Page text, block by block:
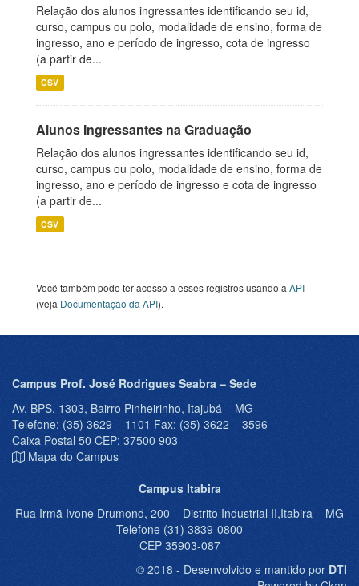
Relação dos alunos ingressantes identificando seu id,
curso, campus ou polo, modalidade de ensino, forma de
ingresso, ano e período de ingresso, cota de ingresso
(a partir de...
CSV
Alunos Ingressantes na Graduação
Relação dos alunos ingressantes identificando seu id,
curso, campus ou polo, modalidade de ensino, forma de
ingresso, ano e período de ingresso e cota de ingresso
(a partir de...
CSV
Você também pode ter acesso a esses registros usando a API
(veja Documentação da API).
Campus Prof. José Rodrigues Seabra – Sede
Av. BPS, 1303, Bairro Pinheirinho, Itajubá – MG
Telefone: (35) 3629 – 1101 Fax: (35) 3622 – 3596
Caixa Postal 50 CEP: 37500 903
Mapa do Campus
Campus Itabira
Rua Irmã Ivone Drumond, 200 – Distrito Industrial II,Itabira – MG
Telefone (31) 3839-0800
CEP 35903-087
© 2018 - Desenvolvido e mantido por DTI